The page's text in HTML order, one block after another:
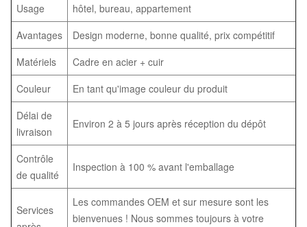
Usage
hôtel, bureau, appartement
Avantages
Design moderne, bonne qualité, prix compétitif
Matériels
Cadre en acier + cuir
Couleur
En tant qu'image couleur du produit
Délai de
livraison
Environ 2 à 5 jours après réception du dépôt
Contrôle
de qualité
Inspection à 100 % avant l'emballage
Services
Les commandes OEM et sur mesure sont les
bienvenues ! Nous sommes toujours à votre